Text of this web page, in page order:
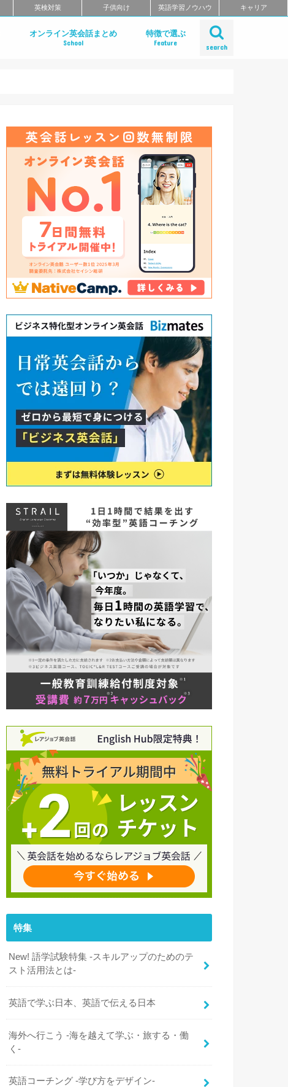
英検対策 子供向け 英語学習ノウハウ キャリア
search
オンライン英会話まとめ
School
特徴で選ぶ
Feature
特集
New! 語学試験特集 -スキルアップのためのテ
スト活用法とは-
英語で学ぶ日本、英語で伝える日本
海外へ行こう -海を越えて学ぶ・旅する・働
く-
英語コーチング -学び方をデザイン-